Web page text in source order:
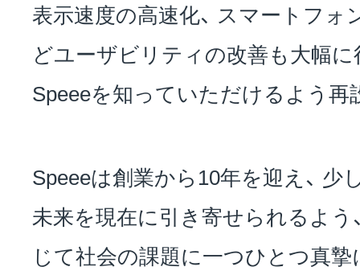
表示速度の高速化、 スマートフ
どユーザビリティの改善も大幅に
Speeeを知っていただけるよう再
Speeeは創業から10年を迎え、 少
未来を現在に引き寄せられるよう
じて社会の課題に一つひとつ真